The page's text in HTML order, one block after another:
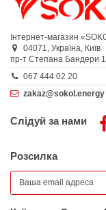
Інтернет-магазин
04071, Україна, Київ
пр-т Степана Бандери
067 444 02 20
zakaz@sokol.energy
Слідуй за нами
Розсилка